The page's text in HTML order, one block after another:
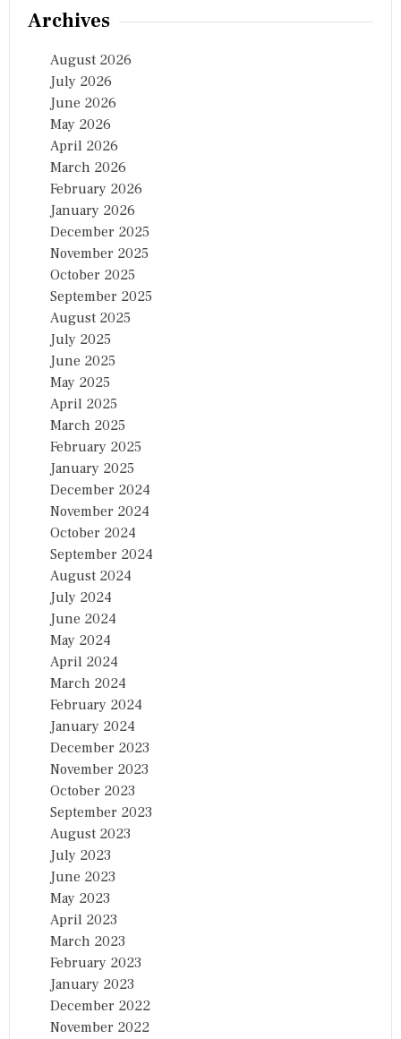
Archives
August 2026
July 2026
June 2026
May 2026
April 2026
March 2026
February 2026
January 2026
December 2025
November 2025
October 2025
September 2025
August 2025
July 2025
June 2025
May 2025
April 2025
March 2025
February 2025
January 2025
December 2024
November 2024
October 2024
September 2024
August 2024
July 2024
June 2024
May 2024
April 2024
March 2024
February 2024
January 2024
December 2023
November 2023
October 2023
September 2023
August 2023
July 2023
June 2023
May 2023
April 2023
March 2023
February 2023
January 2023
December 2022
November 2022